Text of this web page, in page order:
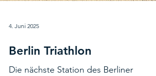
4. Juni 2025